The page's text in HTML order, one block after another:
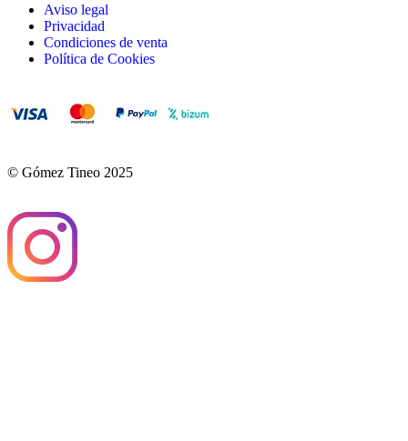
Aviso legal
Privacidad
Condiciones de venta
Política de Cookies
© Gómez Tineo 2025